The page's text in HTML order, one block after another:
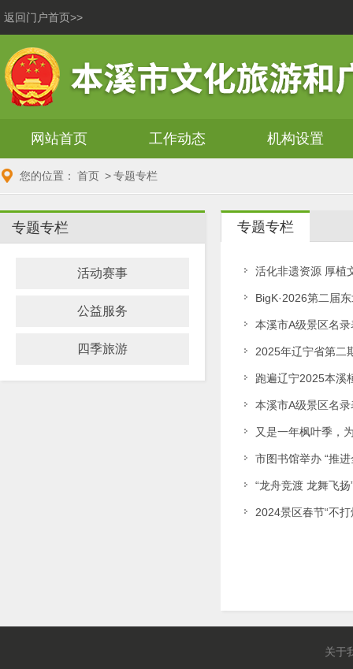
返回门户首页>>
网站首页 工作动态 机构设置
您的位置： 首页 >专题专栏
专题专栏
活动赛事
公益服务
四季旅游
专题专栏
活化非遗资源 厚
BigK·2026第二届
本溪市A级景区名
2025年辽宁省第二
跑遍辽宁2025本溪
本溪市A级景区名
又是一年枫叶季，
市图书馆举办 “推
“龙舟竞渡 龙舞飞
2024景区春节“不打
关于